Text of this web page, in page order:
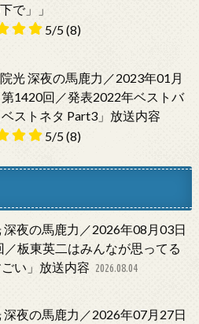
で」」
5/5(8)
院光 深夜の馬鹿力／2023年01月
1420回／発表2022年ベストバ
ストネタ Part3」放送内容
5/5(8)
深夜の馬鹿力／2026年08月03日
／板東英二はみんなが思ってる
い」放送内容 2026.08.04
深夜の馬鹿力／2026年07月27日